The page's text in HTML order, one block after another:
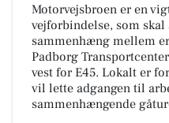
Motorvejsbroen er en
vejforbindelse, som
sammenhæng mellem
Padborg
vest for E45. Lokalt er
vil lette adgangen til
sammenhængende